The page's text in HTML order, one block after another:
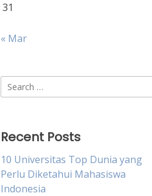
31
« Mar
Search
for:
Recent Posts
10 Universitas Top Dunia yang
Perlu Diketahui Mahasiswa
Indonesia